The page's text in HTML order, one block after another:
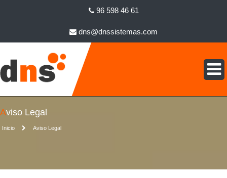
96 598 46 61
dns@dnssistemas.com
Aviso Legal
Inicio Aviso Legal